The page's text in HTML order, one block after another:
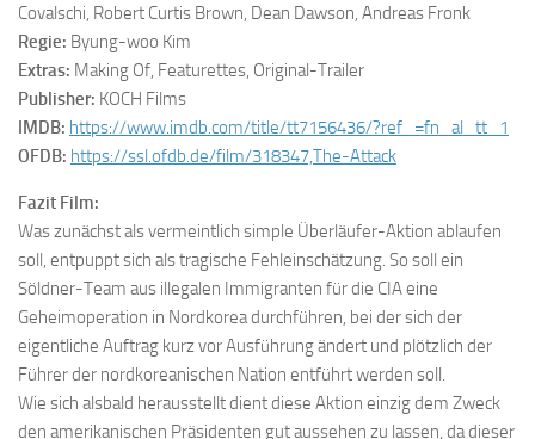
Covalschi, Robert Curtis Brown, Dean Dawson, Andreas Fronk
Regie: Byung-woo Kim
Extras: Making Of, Featurettes, Original-Trailer
Publisher: KOCH Films
IMDB: https://www.imdb.com/title/tt7156436/?ref_=fn_al_tt_1
OFDB: https://ssl.ofdb.de/film/318347,The-Attack
Fazit Film:
Was zunächst als vermeintlich simple Überläufer-Aktion ablaufen
soll, entpuppt sich als tragische Fehleinschätzung. So soll ein
Söldner-Team aus illegalen Immigranten für die CIA eine
Geheimoperation in Nordkorea durchführen, bei der sich der
eigentliche Auftrag kurz vor Ausführung ändert und plötzlich der
Führer der nordkoreanischen Nation entführt werden soll.
Wie sich alsbald herausstellt dient diese Aktion einzig dem Zweck
den amerikanischen Präsidenten gut aussehen zu lassen, da dieser